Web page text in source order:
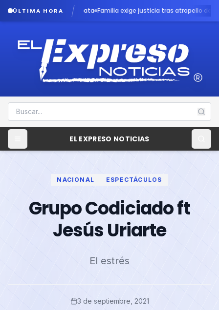
ÚLTIMA HORA
caso Dafne Zapata Familia exige justicia tras atropello de menor
EL EXPRESO NOTICIAS
NACIONAL ESPECTÁCULOS
Grupo Codiciado ft
Jesús Uriarte
El estrés
3 de septiembre, 2021